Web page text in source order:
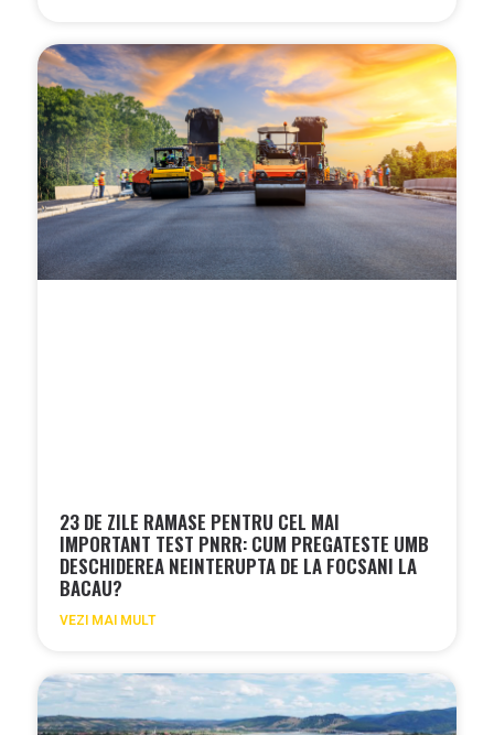
23 DE ZILE RAMASE PENTRU CEL MAI
IMPORTANT TEST PNRR: CUM PREGATESTE UMB
DESCHIDEREA NEINTERUPTA DE LA FOCSANI LA
BACAU?
VEZI MAI MULT